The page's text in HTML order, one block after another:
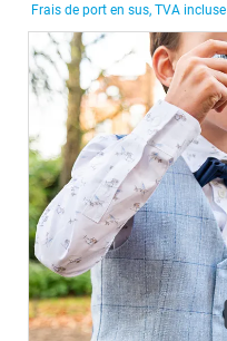
Frais de port en sus, TVA incluse